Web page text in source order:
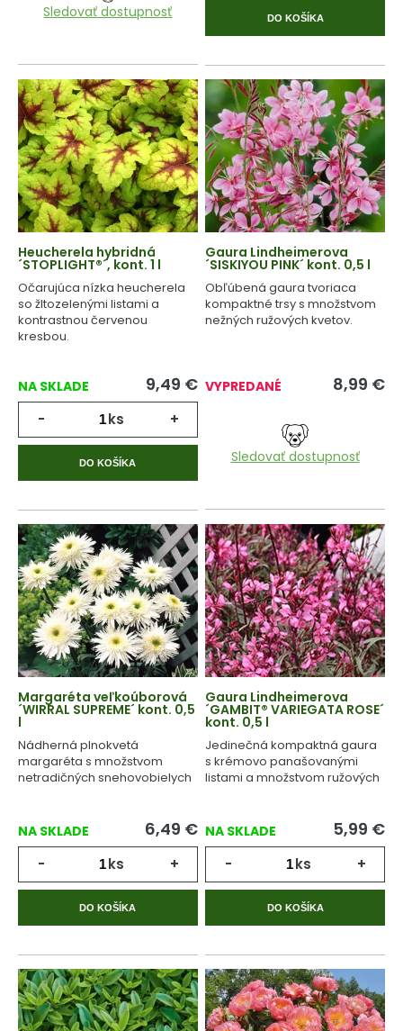
Sledovať dostupnosť DO KOŠÍKA
Heucherela hybridná
´STOPLIGHT®´, kont. 1 l
Očarujúca nízka heucherela
so žltozelenými listami a
kontrastnou červenou
kresbou.
NA SKLADE 9,49 €
- ks +
DO KOŠÍKA
Gaura Lindheimerova
´SISKIYOU PINK´ kont. 0,5 l
Obľúbená gaura tvoriaca
kompaktné trsy s množstvom
nežných ružových kvetov.
VYPREDANÉ 8,99 €
Sledovať dostupnosť
Margaréta veľkoúborová
´WIRRAL SUPREME´ kont. 0,5
l
Nádherná plnokvetá
margaréta s množstvom
netradičných snehovobielych
NA SKLADE 6,49 €
- ks +
DO KOŠÍKA
Gaura Lindheimerova
´GAMBIT® VARIEGATA ROSE´
kont. 0,5 l
Jedinečná kompaktná gaura
s krémovo panašovanými
listami a množstvom ružových
NA SKLADE 5,99 €
- ks +
DO KOŠÍKA